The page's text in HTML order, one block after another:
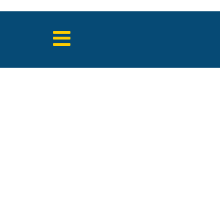
Directas